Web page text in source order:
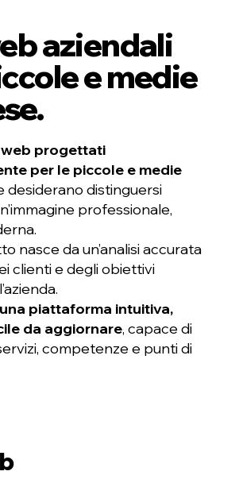
aziendali
e medie
progettati
per le piccole e medie
desiderano distinguersi
professionale,
nasce da un’analisi accurata
clienti e degli obiettivi
una piattaforma intuitiva,
da aggiornare, capace di
competenze e punti di